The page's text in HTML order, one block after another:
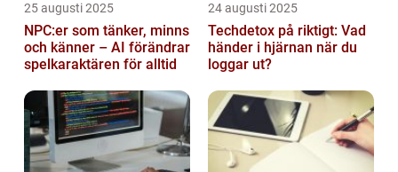
25 augusti 2025
NPC:er som tänker, minns
och känner – AI förändrar
spelkaraktären för alltid
24 augusti 2025
Techdetox på riktigt: Vad
händer i hjärnan när du
loggar ut?